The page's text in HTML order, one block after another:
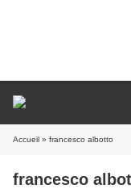
Accueil » francesco albotto
francesco